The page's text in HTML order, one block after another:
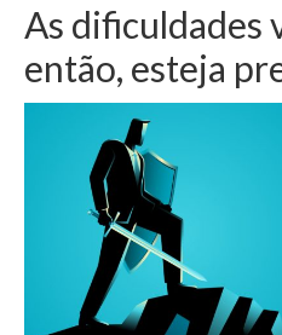
As dificuldades
então, esteja